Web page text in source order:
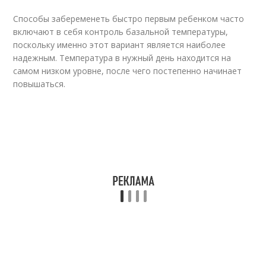
Способы забеременеть быстро первым ребенком часто
включают в себя контроль базальной температуры,
поскольку именно этот вариант является наиболее
надежным. Температура в нужный день находится на
самом низком уровне, после чего постепенно начинает
повышаться.